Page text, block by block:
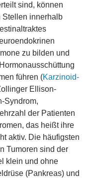
sind, können
Stellen innerhalb
zu bilden und
führen (Karzinoid-
Ellison-
Syndrom,
der Patienten
das heißt ihre
aktiv. Die häufigsten
Tumoren sind der
klein und ohne
(Pankreas) und